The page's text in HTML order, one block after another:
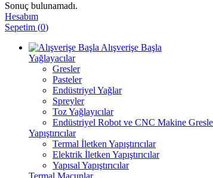
Sonuç bulunamadı.
Hesabım
Sepetim (0)
Alışverişe Başla
Yağlayacılar
Gresler
Pasteler
Endüstriyel Yağlar
Spreyler
Toz Yağlayıcılar
Endüstriyel Robot ve CNC Makine
Yapıştırıcılar
Termal İletken Yapıştırıcılar
Elektrik İletken Yapıştırıcılar
Yapısal Yapıştırıcılar
Termal Macunlar